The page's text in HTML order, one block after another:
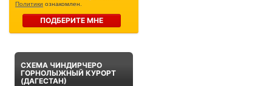
Политики ознакомлен.
ПОДБЕРИТЕ МНЕ
СХЕМА ЧИНДИРЧЕРО
ГОРНОЛЫЖНЫЙ КУРОРТ
(ДАГЕСТАН)